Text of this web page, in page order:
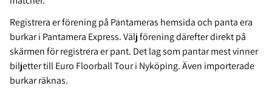
Registrera er förening på Pantameras hemsida och panta era
burkar i Pantamera Express. Välj förening därefter direkt på
skärmen för registrera er pant. Det lag som pantar mest vinner
biljetter till Euro Floorball Tour i Nyköping. Även importerade
burkar räknas.